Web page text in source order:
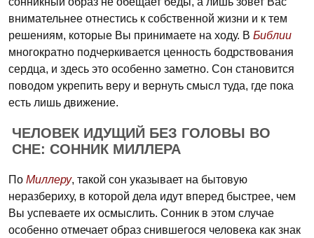
внимательнее отнестись к собственной жизни и к тем
решениям, которые Вы принимаете на ходу. В Библии
многократно подчеркивается ценность бодрствования
сердца, и здесь это особенно заметно. Сон становится
поводом укрепить веру и вернуть смысл туда, где пока
есть лишь движение.
ЧЕЛОВЕК ИДУЩИЙ БЕЗ ГОЛОВЫ ВО
СНЕ: СОННИК МИЛЛЕРА
По Миллеру, такой сон указывает на бытовую
неразбериху, в которой дела идут вперед быстрее, чем
Вы успеваете их осмыслить. Сонник в этом случае
особенно отмечает образ снившегося человека как знак